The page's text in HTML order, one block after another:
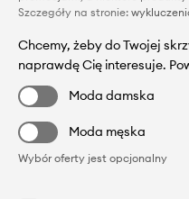
Szczegóły na stronie:
Chcemy, żeby do Twojej
naprawdę Cię interesuje.
Moda damska
Moda męska
Wybór oferty jest opcjonalny